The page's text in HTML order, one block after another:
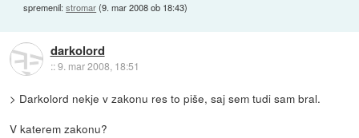
spremenil:stromar(9. mar 2008 ob 18:43)
darkolord
::9. mar 2008, 18:51
> Darkolord nekje v zakonu res to piše, saj sem tudi sam bral.
V katerem zakonu?